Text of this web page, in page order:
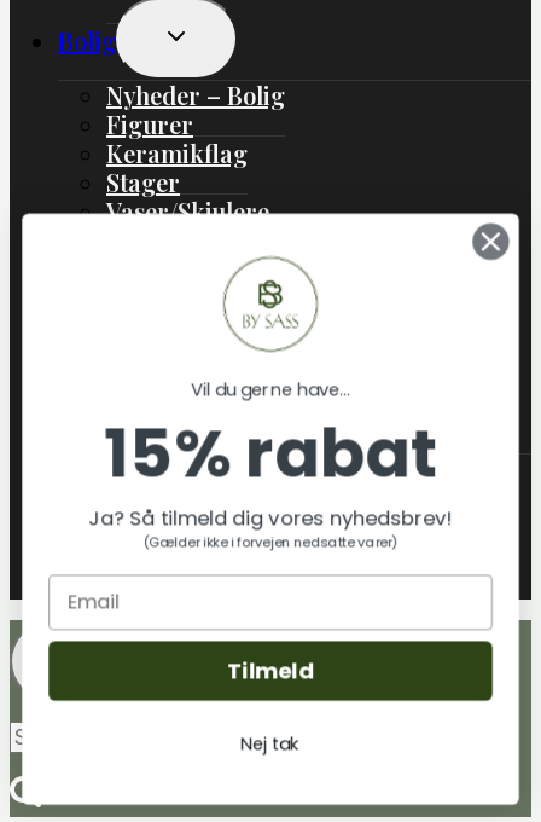
Bolig
Skift
Undermenu
Nyheder – Bolig
Figurer
Keramikflag
Stager
Vaser/Skjulere
Boligtekstil
Skift
Undermenu
Hvem er By Sass
Tekstilmaterialer & certificeringer
By sass´ Leverandører
Blog
efter:
Vil du gerne have...
15% rabat
Ja? Så tilmeld dig vores nyhedsbrev!
(Gælder ikke i forvejen nedsatte varer)
Tilmeld
Nej tak